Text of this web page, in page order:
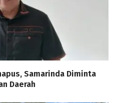
Samarinda Diminta
Daerah